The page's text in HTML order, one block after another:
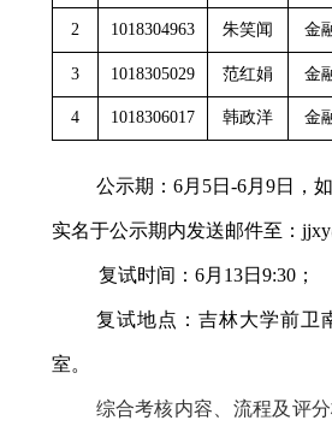
2 1018304963 朱笑闻 金
3 1018305029 范红娟 金
4 1018306017 韩政洋 金
公示期： 6月 5日 -6月9日，
实名于公示期内发送邮件至：
复试时间： 6月 13日 9:30；
复试地点：吉林大学前卫
室。
综合考核内容、流程及评分